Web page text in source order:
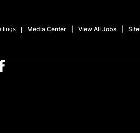
Media Center View All Jobs